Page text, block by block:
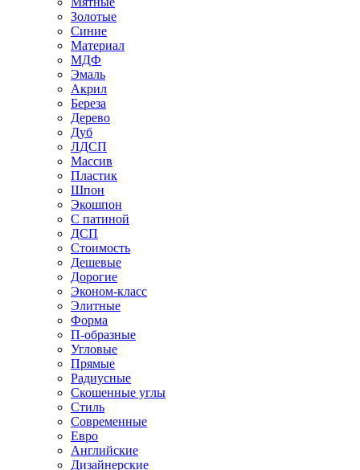
Золотые
Синие
Материал
МДФ
Эмаль
Акрил
Береза
Дерево
Дуб
ЛДСП
Массив
Пластик
Шпон
Экошпон
С патиной
ДСП
Стоимость
Дешевые
Дорогие
Эконом-класс
Элитные
Форма
П-образные
Угловые
Прямые
Радиусные
Скошенные углы
Стиль
Современные
Евро
Английские
Дизайнерские